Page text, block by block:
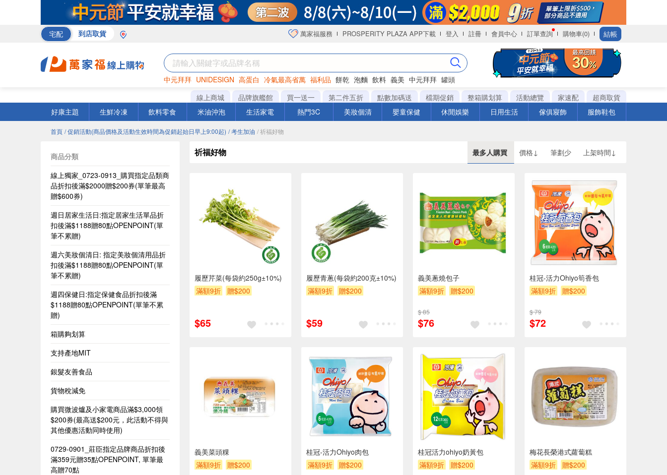
宅配 到店取貨 萬家福服務 PROSPERITY PLAZA APP下載 登入 註冊 會員中心 訂單查詢 購物車(0) 結帳
中元拜拜 UNIDESIGN 高蛋白 冷氣最高省萬 福利品 餅乾 泡麵 飲料 義美 中元拜拜 罐頭
巧克力 衛生紙 咖啡
線上商城 品牌旗艦館 買一送一 第二件五折 點數加碼送 檔期促銷 整箱購划算 活動總覽 家速配
超商取貨
好康主題
生鮮冷凍 飲料零食 米油沖泡 生活家電 熱門3C 美妝個清 嬰童保健 休閒娛樂 日用生活 傢俱寢飾 服飾鞋包
首頁 / 促銷活動(商品價格及活動生效時間為促銷起始日早上9:00起) / 考生加油 / 祈福好物
商品分類
線上獨家_0723-0913_購買指定品類商
品折扣後滿$2000贈$200券(單筆最高
贈$600券)
週日居家生活日:指定居家生活單品折
扣後滿$1188贈80點OPENPOINT(單
筆不累贈)
週六美妝個清日: 指定美妝個清用品折
扣後滿$1188贈80點OPENPOINT(單
筆不累贈)
週四保健日:指定保健食品折扣後滿
$1188贈80點OPENPOINT(單筆不累
贈)
箱購夠划算
支持產地MIT
銀髮友善食品
貨物稅減免
購買微波爐及小家電商品滿$3,000領
$200券(最高送$200元，此活動不得與
其他優惠活動同時使用)
0729-0901_莊臣指定品牌商品折扣後
滿359元贈35點OPENPOINT, 單筆最
高贈70點
祈福好物 最多人購買 價格↓ 筆劃少 上架時間↓
履歷芹菜(每袋約250g±10%)
滿額9折
贈$200
$65
履歷青蔥(每袋約200克±10%)
滿額9折
贈$200
$59
義美蔥燒包子
滿額9折
贈$200
$ 85
$76
桂冠-活力Ohiyo筍香包
滿額9折
贈$200
$ 79
$72
義美菜頭粿
滿額9折
贈$200
桂冠-活力Ohiyo肉包
滿額9折
贈$200
桂冠活力ohiyo奶黃包
滿額9折
贈$200
梅花長榮港式蘿蔔糕
滿額9折
贈$200